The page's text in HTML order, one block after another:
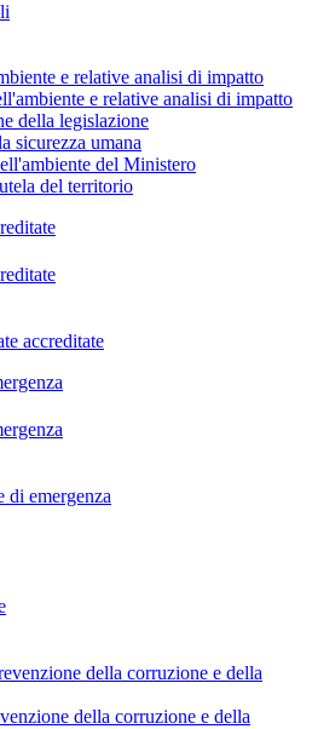
e relative analisi di impatto
e relative analisi di impatto
della legislazione
sicurezza umana
del Ministero
del territorio
accreditate
di emergenza
della corruzione e della
della corruzione e della